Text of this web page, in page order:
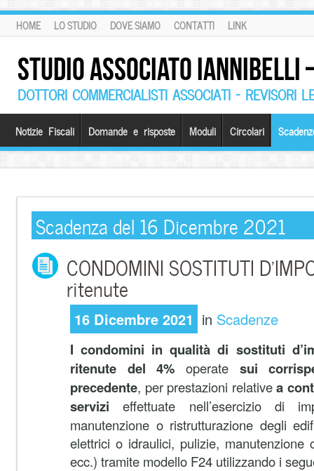
HOME LO STUDIO DOVE SIAMO CONTATTI LINK
STUDIO ASSOCIATO
DOTTORI COMMERCIALISTI ASSOCIATI – REVISORI
Notizie Fiscali Domande e risposte Moduli Circolari
Scadenza del 16 Dicembre 2021
CONDOMINI SOSTITUTI
ritenute
16 Dicembre 2021 in Scadenze
I condomini in qualità di sostituti
ritenute del 4% operate sui
precedente, per prestazioni relativea
servizieffettuate nell’esercizio di
manutenzione o ristrutturazione degli
elettrici o idraulici, pulizie, manutenzione
ecc.) tramite modello F24 utilizzando i